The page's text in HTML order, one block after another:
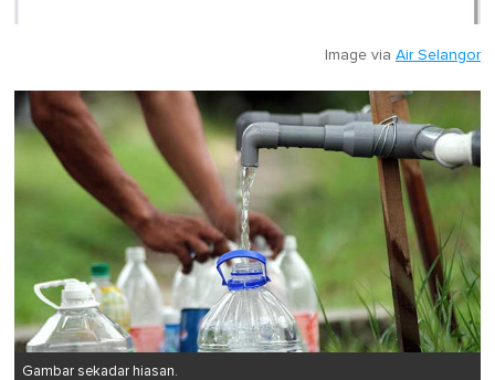
Image via Air Selangor
Gambar sekadar hiasan.